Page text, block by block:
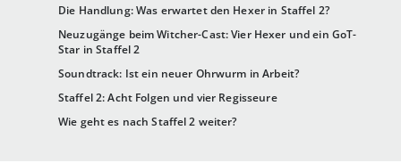
Die Handlung: Was erwartet den Hexer in Staffel 2?
Neuzugänge beim Witcher-Cast: Vier Hexer und ein GoT-
Star in Staffel 2
Soundtrack: Ist ein neuer Ohrwurm in Arbeit?
Staffel 2: Acht Folgen und vier Regisseure
Wie geht es nach Staffel 2 weiter?